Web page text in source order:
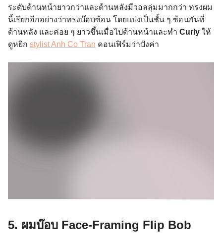
ระดับด้านหน้ายาวกว่าและด้านหลังมีวอลลุ่มมากกว่า ทรงผม
นี้เรียกอีกอย่างว่าทรงบ๊อบซ้อน โดยแบ่งเป็นชั้น ๆ ซ้อนกันที่
ด้านหลัง และค่อย ๆ ยาวขึ้นเมื่อไปด้านหน้าและทำ Curly ให้
ดูหยิก stylist Anh Co Tran คอนเฟิร์มว่าปังค่า
5. ผมบ๊อบ Face-Framing Flip Bob